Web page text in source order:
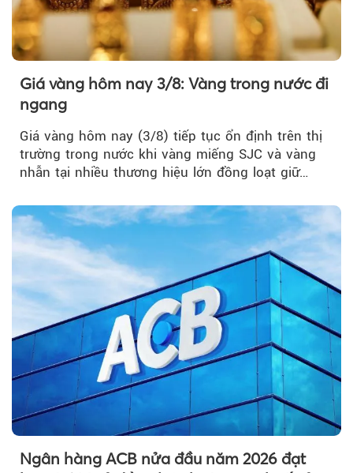
Giá vàng hôm nay 3/8: Vàng trong nước đi
ngang
Giá vàng hôm nay (3/8) tiếp tục ổn định trên thị
trường trong nước khi vàng miếng SJC và vàng
nhẫn tại nhiều thương hiệu lớn đồng loạt giữ
Ngân hàng ACB nửa đầu năm 2026 đạt